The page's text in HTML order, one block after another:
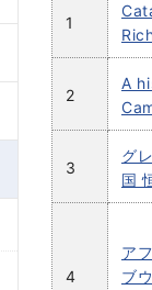
1
2
A
3
グ
国
4
ア
ブ